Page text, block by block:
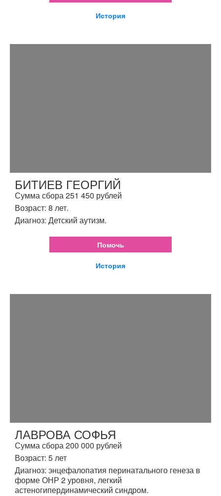
История
БИТИЕВ ГЕОРГИЙ
Сумма сбора 251 450 рублей
Возраст: 8 лет.
Диагноз: Детский аутизм.
Помочь
История
ЛАВРОВА СОФЬЯ
Сумма сбора 200 000 рублей
Возраст: 5 лет
Диагноз: энцефалопатия перинатального генеза в
форме ОНР 2 уровня, легкий
астеногипердинамический синдром.